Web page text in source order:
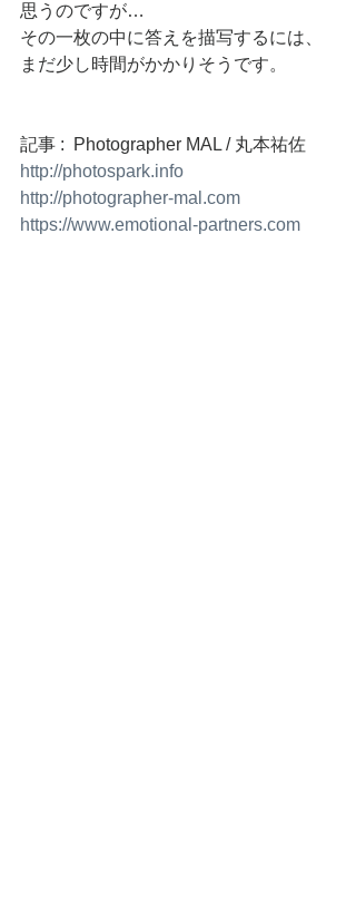
思うのですが…
その一枚の中に答えを描写するには、
まだ少し時間がかかりそうです。
記事 :  Photographer MAL / 丸本祐佐
http://photospark.info
http://photographer-mal.com
https://www.emotional-partners.com